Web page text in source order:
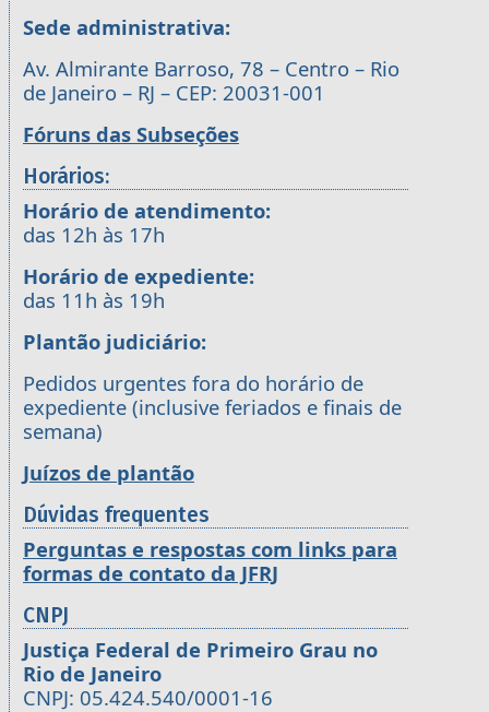
Sede administrativa:
Av. Almirante Barroso, 78 – Centro – Rio
de Janeiro – RJ – CEP: 20031-001
Fóruns das Subseções
Horários:
Horário de atendimento:
das 12h às 17h
Horário de expediente:
das 11h às 19h
Plantão judiciário:
Pedidos urgentes fora do horário de
expediente (inclusive feriados e finais de
semana)
Juízos de plantão
Dúvidas frequentes
Perguntas e respostas com links para
formas de contato da JFRJ
CNPJ
Justiça Federal de Primeiro Grau no
Rio de Janeiro
CNPJ: 05.424.540/0001-16